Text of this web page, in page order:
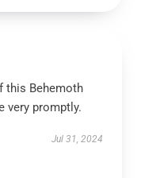
this Behemoth
very promptly.
Jul 31, 2024